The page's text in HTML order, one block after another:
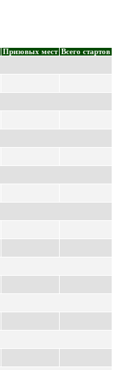
Призовых мест Всего стартов